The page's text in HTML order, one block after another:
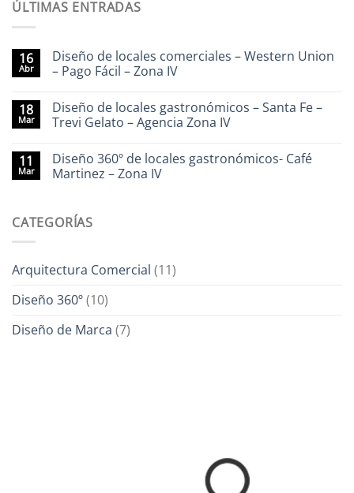
ÚLTIMAS ENTRADAS
16
Abr
Diseño de locales comerciales – Western Union
– Pago Fácil – Zona IV
18
Mar
Diseño de locales gastronómicos – Santa Fe –
Trevi Gelato – Agencia Zona IV
11
Mar
Diseño 360º de locales gastronómicos- Café
Martinez – Zona IV
CATEGORÍAS
Arquitectura Comercial (11)
Diseño 360º(10)
Diseño de Marca (7)